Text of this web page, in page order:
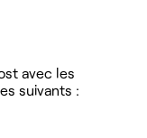
avec les
suivants :